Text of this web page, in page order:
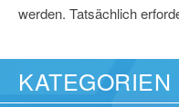
werden. Tatsächlich
KATEGORIEN